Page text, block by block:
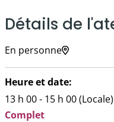
soins psychosociaux
et soutiens
Détails de
En personne
Heure et date:
13 h 00 - 15 h 00 (Locale)
Complet